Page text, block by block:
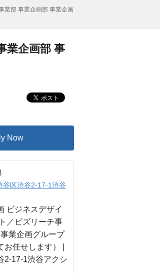
業部 事業企画部 事業企画
業企画部 事
Now
区渋谷2-17-1渋谷